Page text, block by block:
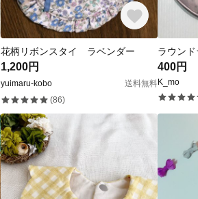
花柄リボンスタイ ラベンダー
1,200円
yuimaru-kobo
送料無料
(86)
ラウン
400円
K_mo